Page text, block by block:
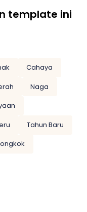
template ini
Cahaya
Naga
Tahun Baru